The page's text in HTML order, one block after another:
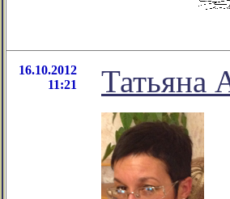
16.10.2012
11:21
Татьяна